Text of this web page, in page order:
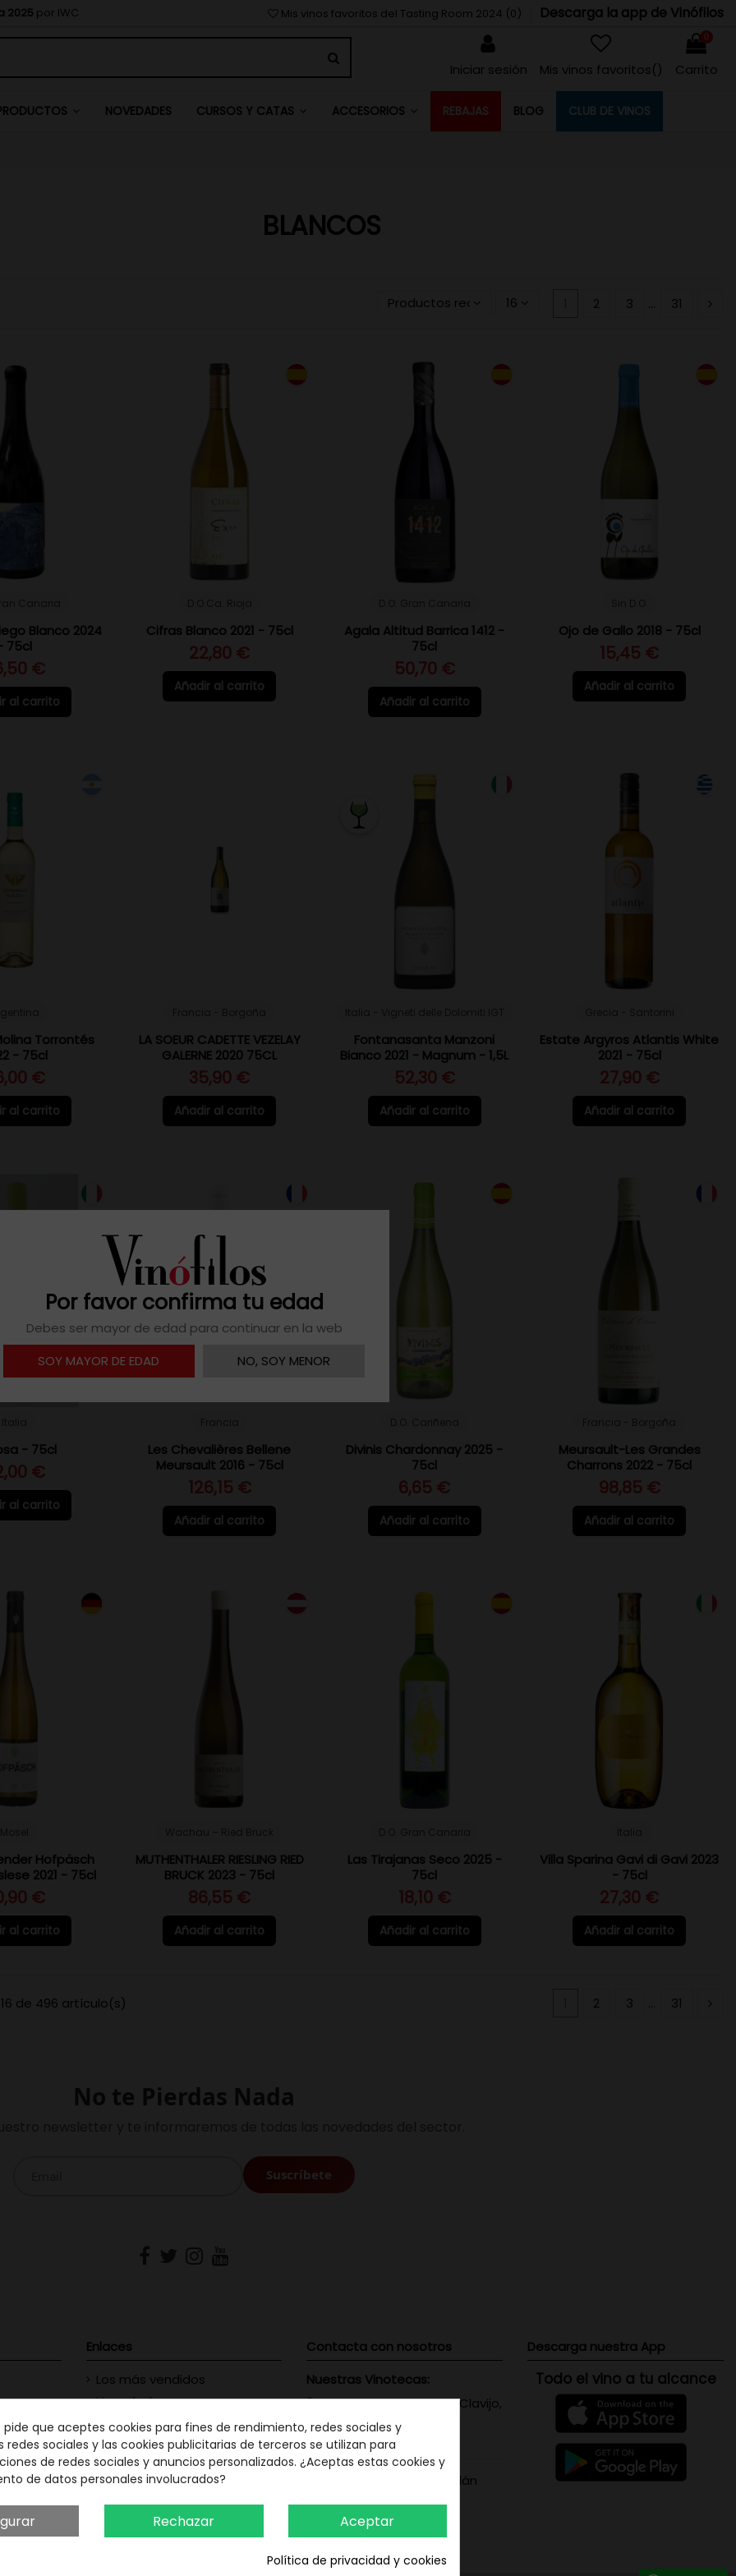
Por favor confirma tu edad
Debes ser mayor de edad para continuar en la web
SOY MAYOR DE EDAD
NO, SOY MENOR
2025 por IWC Mis vinos favoritos del Tasting Room 2024 (0) Descarga la app de Vinófilos
Iniciar sesión Mis vinos favoritos() Carrito
NOVEDADES CURSOS Y CATAS ACCESORIOS REBAJAS BLOG CLUB DE VINOS
BLANCOS
Productos recientemente actualizados primero
16 2 3 … 31
Blanco 2024
75cl
€
al carrito
Cifras Blanco 2021 - 75cl
22,80 €
Añadir al carrito
Agala Altitud Barrica 1412 -
75cl
50,70 €
Añadir al carrito
Ojo de Gallo 2018 - 75cl
15,45 €
Añadir al carrito
Torrontés
- 75cl
€
al carrito
LA SOEUR CADETTE VEZELAY
GALERNE 2020 75CL
35,90 €
Añadir al carrito
Fontanasanta Manzoni
Bianco 2021 - Magnum - 1,5L
52,30 €
Añadir al carrito
Estate Argyros Atlantis White
2021 - 75cl
27,90 €
Añadir al carrito
- 75cl
€
al carrito
Les Chevalières Bellene
Meursault 2016 - 75cl
126,15 €
Añadir al carrito
Divinis Chardonnay 2025 -
75cl
6,65 €
Añadir al carrito
Meursault-Les Grandes
Charrons 2022 - 75cl
98,85 €
Añadir al carrito
Hofpäsch
2021 - 75cl
€
al carrito
MUTHENTHALER RIESLING RIED
BRUCK 2023 - 75cl
86,55 €
Añadir al carrito
Las Tirajanas Seco 2025 -
75cl
18,10 €
Añadir al carrito
Villa Sparina Gavi di Gavi 2023
- 75cl
27,30 €
Añadir al carrito
de 496 artículo(s) 2 3 … 31
No te Pierdas Nada
Enlaces
Los más vendidos
Novedades
Contacte con nosotros
Contacta con nosotros
Nuestras Vinotecas:
Vinofilos Triana: Viera y Clavijo,
23 - Gran Canaria
GC: 828071656
Vinófilos Santa Cruz: Adán
TF: 663387208
Descarga nuestra App
Todo el vino a tu alcance
que aceptes cookies para fines de rendimiento, redes sociales y
redes sociales y las cookies publicitarias de terceros se utilizan para
de redes sociales y anuncios personalizados. ¿Aceptas estas cookies y
de datos personales involucrados?
Rechazar Aceptar
Política de privacidad y cookies